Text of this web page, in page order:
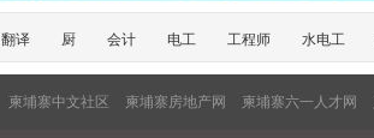
翻译 厨 会计 电工 工程师 水电工
柬埔寨中文社区 柬埔寨房地产网 柬埔寨六一人才网